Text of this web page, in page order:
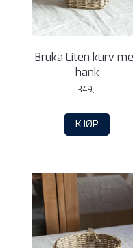
Bruka Liten kurv
hank
349,-
KJØP